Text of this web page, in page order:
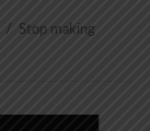
/ Stop making